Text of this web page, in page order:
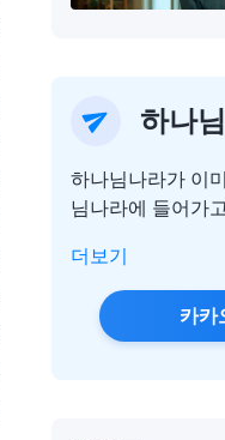
하나
하나님나라가 이
님나라에 들어가
더보기
카카